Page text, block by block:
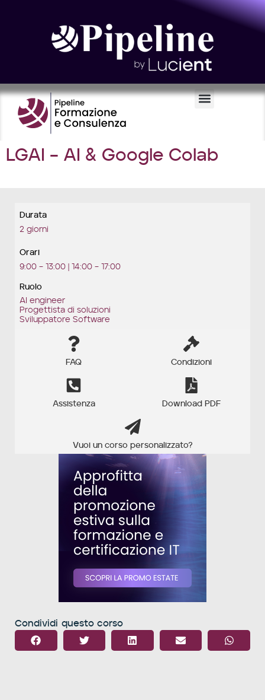
LGAI – AI & Google Colab
Durata
2 giorni
Orari
9:00 – 13:00 | 14:00 – 17:00
Ruolo
AI engineer
Progettista di soluzioni
Sviluppatore Software
FAQ Condizioni
Assistenza Download PDF
Vuoi un corso personalizzato?
Condividi questo corso